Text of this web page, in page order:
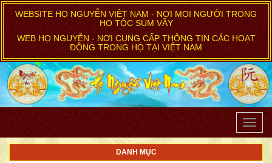
WEBSITE HỌ NGUYỄN VIỆT NAM - NƠI MỌI NGƯỜI TRONG
HỌ TỘC SUM VẦY
WEB HỌ NGUYỄN - NƠI CUNG CẤP THÔNG TIN CÁC HOẠT
ĐỘNG TRONG HỌ TẠI VIỆT NAM
Toggle
DANH MỤC